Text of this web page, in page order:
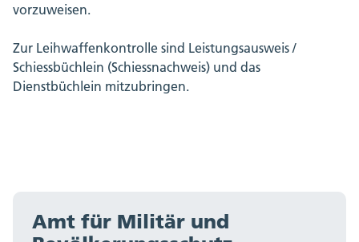
vorzuweisen.
Zur Leihwaffenkontrolle sind Leistungsausweis /
Schiessbüchlein (Schiessnachweis) und das
Dienstbüchlein mitzubringen.
Amt für Militär und